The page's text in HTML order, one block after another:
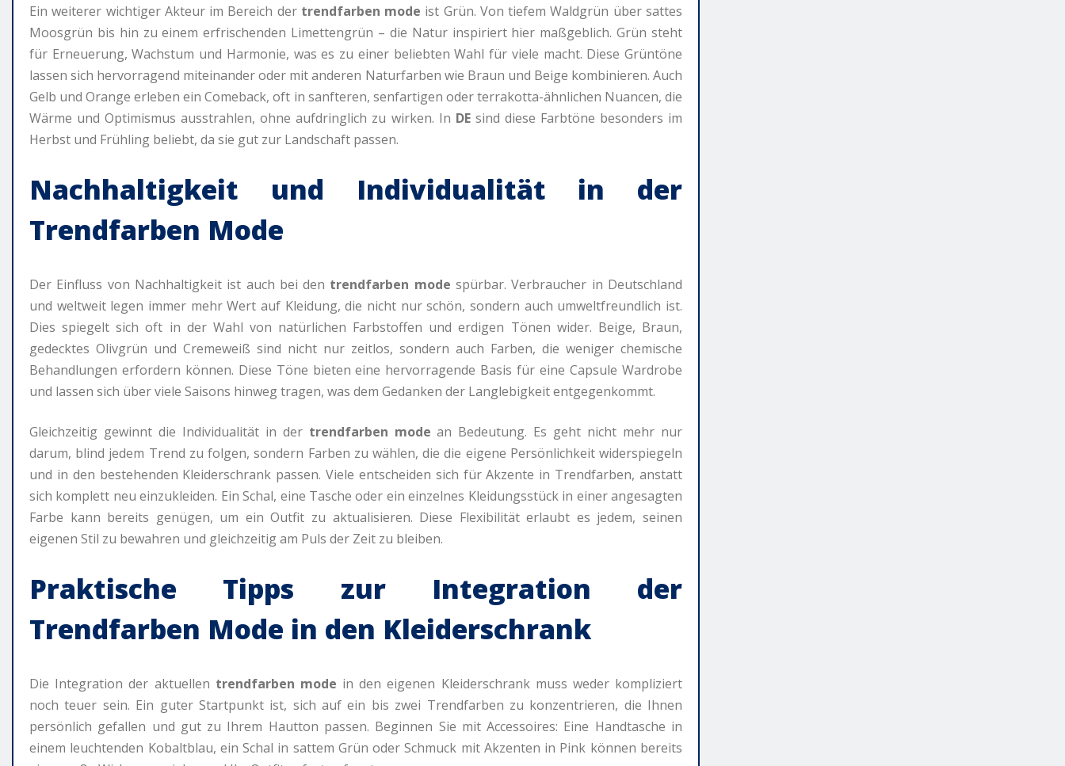
Ein weiterer wichtiger Akteur im Bereich der trendfarben mode ist Grün. Von tiefem Waldgrün über sattes
Moosgrün bis hin zu einem erfrischenden Limettengrün – die Natur inspiriert hier maßgeblich. Grün steht
für Erneuerung, Wachstum und Harmonie, was es zu einer beliebten Wahl für viele macht. Diese Grüntöne
lassen sich hervorragend miteinander oder mit anderen Naturfarben wie Braun und Beige kombinieren. Auch
Gelb und Orange erleben ein Comeback, oft in sanfteren, senfartigen oder terrakotta-ähnlichen Nuancen, die
Wärme und Optimismus ausstrahlen, ohne aufdringlich zu wirken. In DEsind diese Farbtöne besonders im
Herbst und Frühling beliebt, da sie gut zur Landschaft passen.
Nachhaltigkeit und Individualität in der
Trendfarben Mode
Der Einfluss von Nachhaltigkeit ist auch bei den trendfarben mode spürbar. Verbraucher in Deutschland
und weltweit legen immer mehr Wert auf Kleidung, die nicht nur schön, sondern auch umweltfreundlich ist.
Dies spiegelt sich oft in der Wahl von natürlichen Farbstoffen und erdigen Tönen wider. Beige, Braun,
gedecktes Olivgrün und Cremeweiß sind nicht nur zeitlos, sondern auch Farben, die weniger chemische
Behandlungen erfordern können. Diese Töne bieten eine hervorragende Basis für eine Capsule Wardrobe
und lassen sich über viele Saisons hinweg tragen, was dem Gedanken der Langlebigkeit entgegenkommt.
Gleichzeitig gewinnt die Individualität in der trendfarben mode an Bedeutung. Es geht nicht mehr nur
darum, blind jedem Trend zu folgen, sondern Farben zu wählen, die die eigene Persönlichkeit widerspiegeln
und in den bestehenden Kleiderschrank passen. Viele entscheiden sich für Akzente in Trendfarben, anstatt
sich komplett neu einzukleiden. Ein Schal, eine Tasche oder ein einzelnes Kleidungsstück in einer angesagten
Farbe kann bereits genügen, um ein Outfit zu aktualisieren. Diese Flexibilität erlaubt es jedem, seinen
eigenen Stil zu bewahren und gleichzeitig am Puls der Zeit zu bleiben.
Praktische Tipps zur Integration der
Trendfarben Mode in den Kleiderschrank
Die Integration der aktuellen trendfarben mode in den eigenen Kleiderschrank muss weder kompliziert
noch teuer sein. Ein guter Startpunkt ist, sich auf ein bis zwei Trendfarben zu konzentrieren, die Ihnen
persönlich gefallen und gut zu Ihrem Hautton passen. Beginnen Sie mit Accessoires: Eine Handtasche in
einem leuchtenden Kobaltblau, ein Schal in sattem Grün oder Schmuck mit Akzenten in Pink können bereits